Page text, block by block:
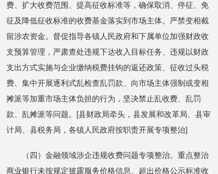
费、扩大收费范围、提高征收标准等，确保取消、停征、免
征及降低征收标准的收费基金落实到市场主体。严禁变相截
留涉农资金。督促指导各镇人民政府和下属单位加强财政收
支预算管理，严肃查处违规下达收入目标任务、违规以财政
支出方式实施与企业缴纳税费挂钩的返还政策、征收过头税
费、集中开展逐利式乱检查乱罚款、向市场主体强制或变相
摊派等加重市场主体负担的行为，坚决禁止乱收费、乱罚
款、乱摊派等问题。[县财政局牵头，县发展和改革局、县审
计局、县税务局，各镇人民政府按职责开展专项整治]
（四）金融领域涉企违规收费问题专项整治。重点整治
商业银行未按规定披露服务价格信息、超出价格公示标准收